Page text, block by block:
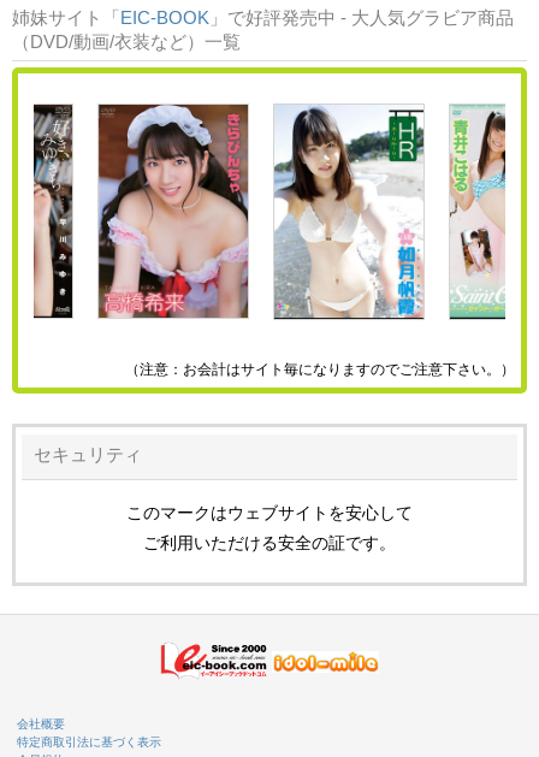
姉妹サイト「EIC-BOOK 」で好評発売中 - 大人気グラビア商品
（DVD/動画/衣装など）一覧
（注意：お会計はサイト毎になりますのでご注意下さい。）
セキュリティ
このマークはウェブサイトを安心して
ご利用いただける安全の証です。
会社概要
特定商取引法に基づく表示